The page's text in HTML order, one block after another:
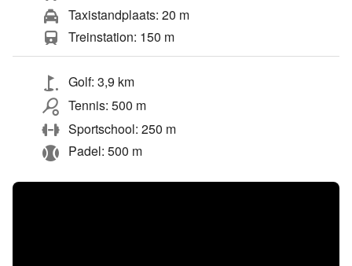
Taxistandplaats: 20 m
Treinstation: 150 m
Golf: 3,9 km
Tennis: 500 m
Sportschool: 250 m
Padel: 500 m